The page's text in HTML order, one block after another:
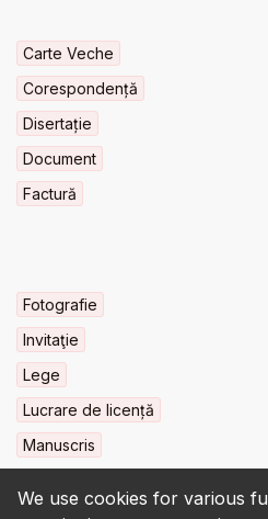
We use cookies for various
Carte Veche
Corespondență
Disertație
Document
Factură
Fotografie
Invitaţie
Lege
Lucrare de licență
Manuscris